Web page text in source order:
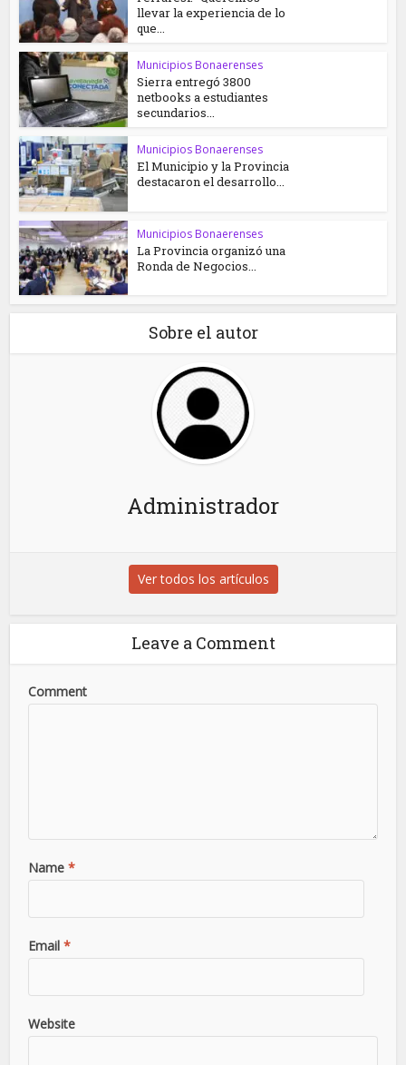
llevar la experiencia de lo
que...
Municipios Bonaerenses
Sierra entregó 3800
netbooks a estudiantes
secundarios...
Municipios Bonaerenses
El Municipio y la Provincia
destacaron el desarrollo...
Municipios Bonaerenses
La Provincia organizó una
Ronda de Negocios...
Sobre el autor
Administrador
Ver todos los artículos
Leave a Comment
Comment
Name *
Email *
Website